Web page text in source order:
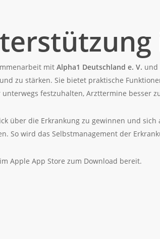
mit Alpha1 Deutschland e. V. und
zu stärken. Sie bietet praktische
festzuhalten, Arzttermine besser
über die Erkrankung zu gewinnen und sich
So wird das Selbstmanagement der
Apple App Store zum Download bereit.